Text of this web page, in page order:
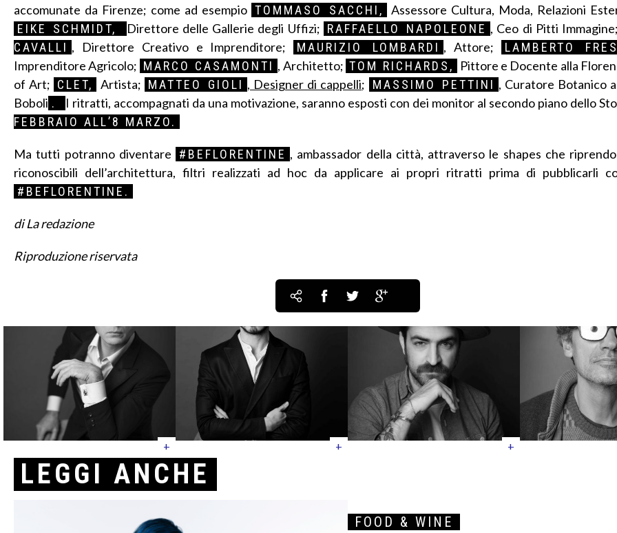
accomunate da Firenze; come ad esempio TOMMASO SACCHI, Assessore Cultura, Moda, Relazioni
EIKE SCHMIDT, Direttore delle Gallerie degli Uffizi; RAFFAELLO NAPOLEONE , Ceo di Pitti
CAVALLI , Direttore Creativo e Imprenditore; MAURIZIO LOMBARDI , Attore; LAMBERTO
Imprenditore Agricolo; MARCO CASAMONTI , Architetto; TOM RICHARDS,
Pittore e Docente alla
of Art; CLET, Artista; MATTEO GIOLI , Designer di cappelli; MASSIMO PETTINI , Curatore Botanico
Boboli . I ritratti, accompagnati da una motivazione, saranno esposti con dei monitor al secondo piano dello
FEBBRAIO ALL’8 MARZO.
Ma tutti potranno diventare #BEFLORENTINE , ambassador della città, attraverso le shapes che
riconoscibili dell’architettura, filtri realizzati ad hoc da applicare ai propri ritratti prima di pubblicarli
#BEFLORENTINE.
di La redazione
Riproduzione riservata
+ + +
LEGGI ANCHE
FOOD & WINE